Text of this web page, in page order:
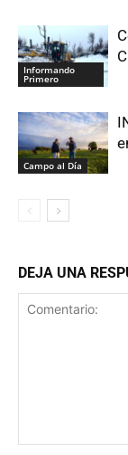
Informando
Primero
Campo al Día
DEJA UNA